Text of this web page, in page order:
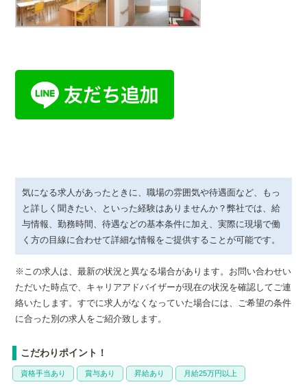
気になる求人があったときに、職場の雰囲気や待遇面など、もっ
と詳しく聞きたい、といった経験はありませんか？弊社では、給
与情報、勤務時間、待遇などの基本条件に加え、実際に現場で働
く方の目線に合わせて詳細な情報をご提供することが可能です。
※この求人は、最新の状況と異なる場合があります。お問い合わせい
ただいた時点で、キャリアアドバイザーが現在の状況を確認してご連
絡いたします。すでに求人がなくなっていた場合には、ご希望の条件
に合った別の求人をご紹介致します。
こだわりポイント！
資格手当あり 賞与あり 昇給あり 月給25万円以上